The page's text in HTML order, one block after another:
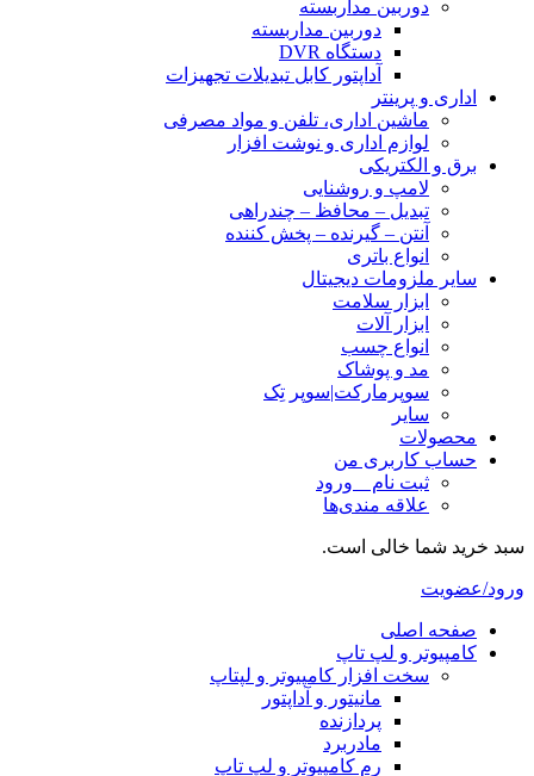
دوربین مداربسته
دوربین مداربسته
دستگاه DVR
آداپتور کابل تبدیلات تجهیزات
اداری و پرینتر
ماشین اداری، تلفن و مواد مصرفی
لوازم اداری و نوشت افزار
برق و الکتریکی
لامپ و روشنایی
تبدیل – محافظ – چندراهی
آنتن – گیرنده – پخش کننده
انواع باتری
سایر ملزومات دیجیتال
ابزار سلامت
ابزار آلات
انواع چسب
مد و پوشاک
سوپرمارکت|سوپر تِک
سایر
محصولات
حساب کاربری من
ثبت نام _ ورود
علاقه مندی‌ها
سبد خرید شما خالی است.
ورود/عضویت
صفحه اصلی
کامپیوتر و‌‌‌‌‌ لپ تاپ
سخت افزار کامپیوتر و لپتاپ
مانیتور و آداپتور
پردازنده
مادربرد
رم کامپیوتر و لپ تاپ